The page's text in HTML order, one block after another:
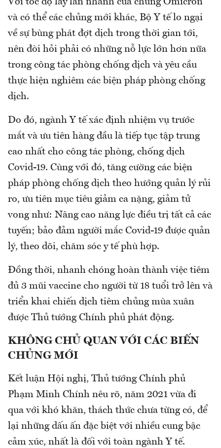
Với tốc độ lây lan nhanh của chủng Omicron
và có thể các chủng mới khác, Bộ Y tế lo ngại
về sự bùng phát đợt dịch trong thời gian tới,
nên đòi hỏi phải có những nỗ lực lớn hơn nữa
trong công tác phòng chống dịch và yêu cầu
thực hiện nghiêm các biện pháp phòng chống
dịch.
Do đó, ngành Y tế xác định nhiệm vụ trước
mắt và ưu tiên hàng đầu là tiếp tục tập trung
cao nhất cho công tác phòng, chống dịch
Covid-19. Cùng với đó, tăng cường các biện
pháp phòng chống dịch theo hướng quản lý rủi
ro, ưu tiên mục tiêu giảm ca nặng, giảm tử
vong như: Nâng cao năng lực điều trị tất cả các
tuyến; bảo đảm người mắc Covid-19 được quản
lý, theo dõi, chăm sóc y tế phù hợp.
Đồng thời, nhanh chóng hoàn thành việc tiêm
đủ 3 mũi vaccine cho người từ 18 tuổi trở lên và
triển khai chiến dịch tiêm chủng mùa xuân
được Thủ tướng Chính phủ phát động.
KHÔNG CHỦ QUAN VỚI CÁC BIẾN
CHỦNG MỚI
Kết luận Hội nghị, Thủ tướng Chính phủ
Phạm Minh Chính nêu rõ, năm 2021 vừa đi
qua với khó khăn, thách thức chưa từng có, để
lại những dấu ấn đặc biệt với nhiều cung bậc
cảm xúc, nhất là đối với toàn ngành Y tế.